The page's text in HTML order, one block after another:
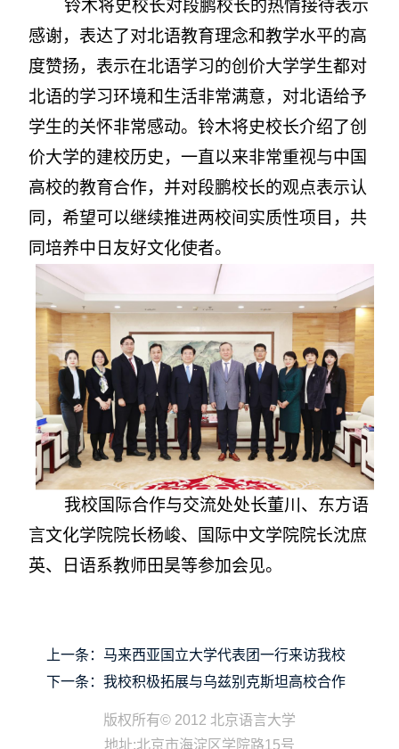
铃木将史校长对段鹏校长的热情接待表示
感谢，表达了对北语教育理念和教学水平的高
度赞扬，表示在北语学习的创价大学学生都对
北语的学习环境和生活非常满意，对北语给予
学生的关怀非常感动。铃木将史校长介绍了创
价大学的建校历史，一直以来非常重视与中国
高校的教育合作，并对段鹏校长的观点表示认
同，希望可以继续推进两校间实质性项目，共
同培养中日友好文化使者。
我校国际合作与交流处处长董川、东方语
言文化学院院长杨峻、国际中文学院院长沈庶
英、日语系教师田昊等参加会见。
上一条： 马来西亚国立大学代表团一行来访我校
下一条： 我校积极拓展与乌兹别克斯坦高校合作
版权所有© 2012 北京语言大学
地址:北京市海淀区学院路15号